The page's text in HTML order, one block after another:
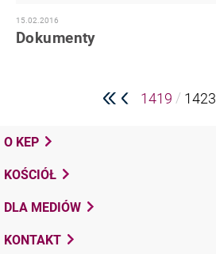
15.02.2016
Dokumenty
1419 / 1423
O KEP
KOŚCIÓŁ
DLA MEDIÓW
KONTAKT